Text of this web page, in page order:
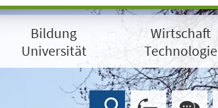
Bildung
Universität
Wirtschaft
Technologie